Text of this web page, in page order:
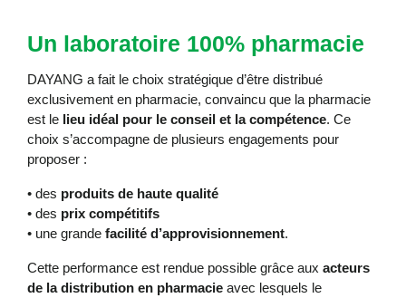
Un laboratoire 100% pharmacie
DAYANG a fait le choix stratégique d’être distribué
exclusivement en pharmacie, convaincu que la pharmacie
est le lieu idéal pour le conseil et la compétence. Ce
choix s’accompagne de plusieurs engagements pour
proposer :
• des produits de haute qualité
• des prix compétitifs
• une grande facilité d’approvisionnement.
Cette performance est rendue possible grâce aux acteurs
de la distribution en pharmacie avec lesquels le